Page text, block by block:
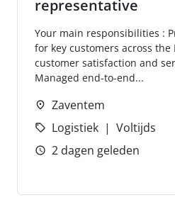
representative
Your main responsibilities :
for key customers across the
customer satisfaction and
Managed end-to-end...
Zaventem
Logistiek
Voltijds
2 dagen geleden